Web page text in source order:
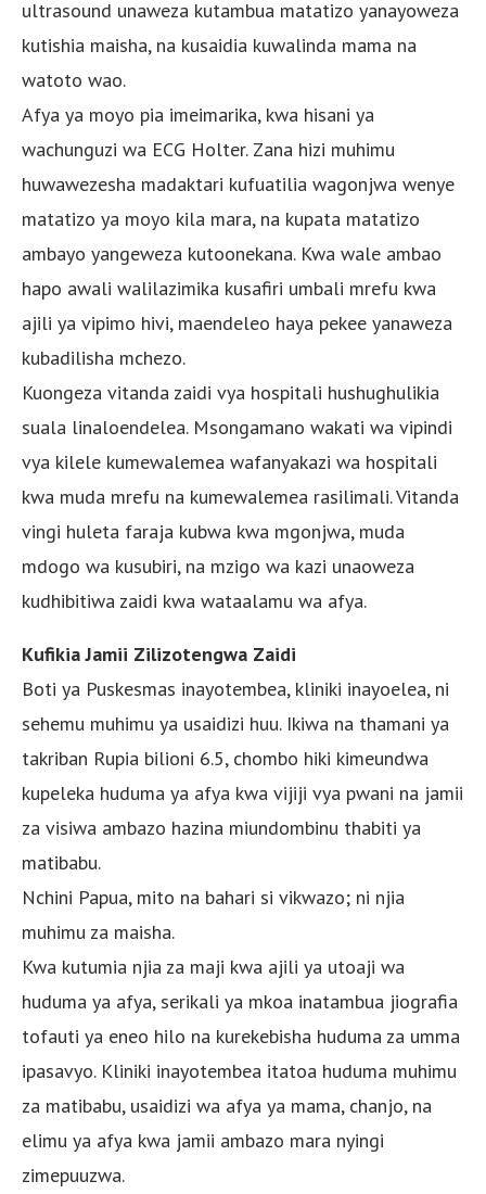
ultrasound unaweza kutambua matatizo yanayoweza
kutishia maisha, na kusaidia kuwalinda mama na
watoto wao.
Afya ya moyo pia imeimarika, kwa hisani ya
wachunguzi wa ECG Holter. Zana hizi muhimu
huwawezesha madaktari kufuatilia wagonjwa wenye
matatizo ya moyo kila mara, na kupata matatizo
ambayo yangeweza kutoonekana. Kwa wale ambao
hapo awali walilazimika kusafiri umbali mrefu kwa
ajili ya vipimo hivi, maendeleo haya pekee yanaweza
kubadilisha mchezo.
Kuongeza vitanda zaidi vya hospitali hushughulikia
suala linaloendelea. Msongamano wakati wa vipindi
vya kilele kumewalemea wafanyakazi wa hospitali
kwa muda mrefu na kumewalemea rasilimali. Vitanda
vingi huleta faraja kubwa kwa mgonjwa, muda
mdogo wa kusubiri, na mzigo wa kazi unaoweza
kudhibitiwa zaidi kwa wataalamu wa afya.
Kufikia Jamii Zilizotengwa Zaidi
Boti ya Puskesmas inayotembea, kliniki inayoelea, ni
sehemu muhimu ya usaidizi huu. Ikiwa na thamani ya
takriban Rupia bilioni 6.5, chombo hiki kimeundwa
kupeleka huduma ya afya kwa vijiji vya pwani na jamii
za visiwa ambazo hazina miundombinu thabiti ya
matibabu.
Nchini Papua, mito na bahari si vikwazo; ni njia
muhimu za maisha.
Kwa kutumia njia za maji kwa ajili ya utoaji wa
huduma ya afya, serikali ya mkoa inatambua jiografia
tofauti ya eneo hilo na kurekebisha huduma za umma
ipasavyo. Kliniki inayotembea itatoa huduma muhimu
za matibabu, usaidizi wa afya ya mama, chanjo, na
elimu ya afya kwa jamii ambazo mara nyingi
zimepuuzwa.